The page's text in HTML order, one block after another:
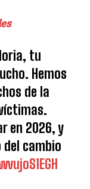
tu
Hemos
de la
en 2026, y
cambio